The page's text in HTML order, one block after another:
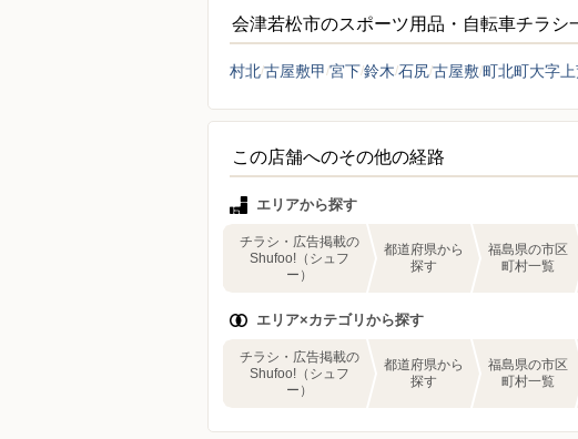
会津若松市のスポーツ用品・自転車チラシ
村北古屋敷甲 宮下鈴木 石尻古屋敷町北町大字上
この店舗へのその他の経路
エリアから探す
チラシ・広告掲載の
Shufoo!（シュフ
ー）
都道府県から
探す
福島県の市区
町村一覧
エリア×カテゴリから探す
チラシ・広告掲載の
Shufoo!（シュフ
ー）
都道府県から
探す
福島県の市区
町村一覧